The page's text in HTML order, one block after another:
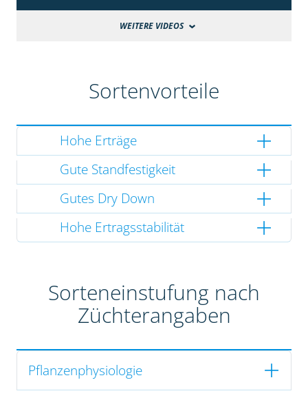
WEITERE VIDEOS
Sortenvorteile
Hohe Erträge
Gute Standfestigkeit
Gutes Dry Down
Hohe Ertragsstabilität
Sorteneinstufung nach
Züchterangaben
Pflanzenphysiologie